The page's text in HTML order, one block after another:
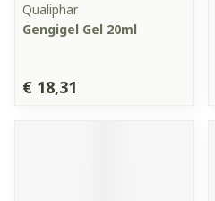
Qualiphar
Gengigel Gel 20ml
€ 18,31